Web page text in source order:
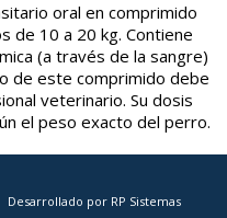
oral en comprimido
de 10 a 20 kg. Contiene
(a través de la sangre)
de este comprimido debe
veterinario. Su dosis
el peso exacto del perro.
Desarrollado por RP Sistemas